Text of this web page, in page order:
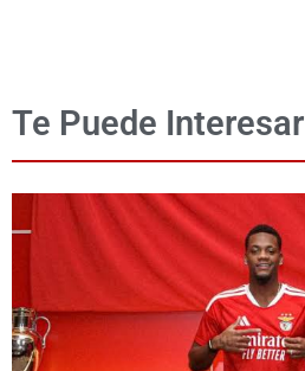
Te Puede Interesar